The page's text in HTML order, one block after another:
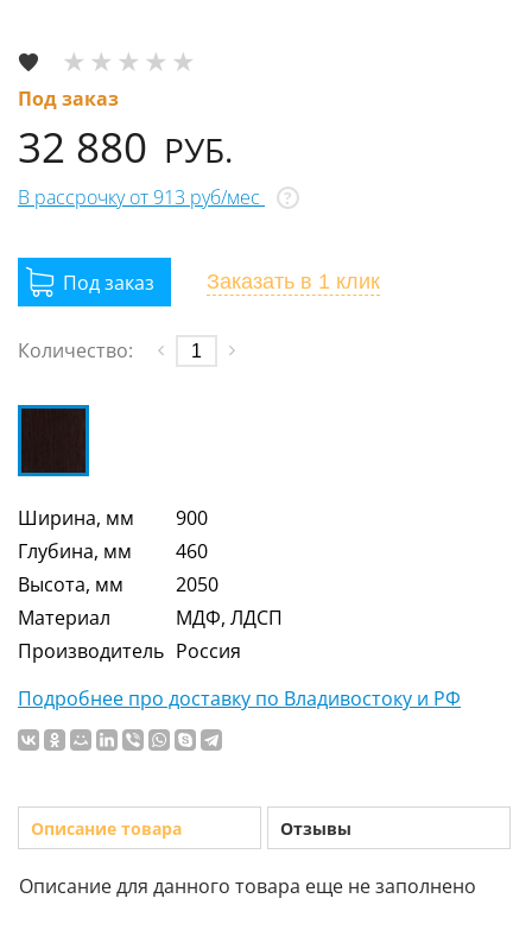
Под заказ
32 880 РУБ.
В рассрочку от 913 руб/мес ?
Заказать в 1 клик
Количество:
Ширина, мм
900
Глубина, мм
460
Высота, мм
2050
Материал
МДФ, ЛДСП
Производитель Россия
Подробнее про доставку по Владивостоку и РФ
Описание товара Отзывы
Описание для данного товара еще не заполнено